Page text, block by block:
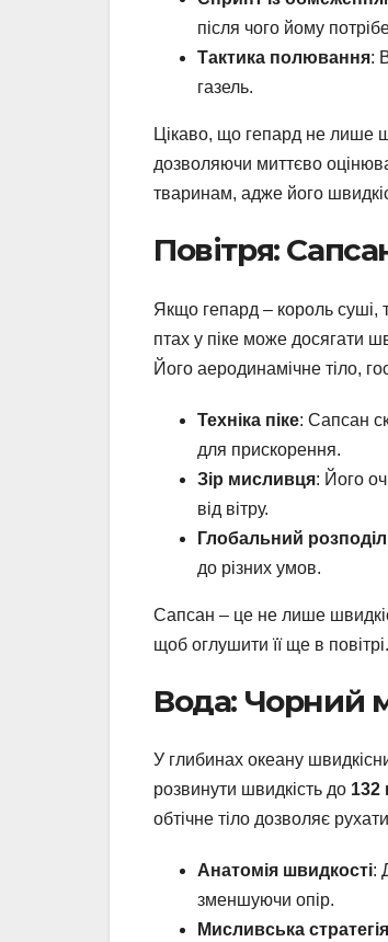
після чого йому
Тактика полювання:
газель.
Цікаво, що гепард не лише
дозволяючи миттєво
тваринам, адже його
Повітря:
Якщо гепард – король
птах у піке може досягати
Його аеродинамічне тіло,
Техніка піке: Сапсан
для прискорення.
Зір мисливця: Його
від вітру.
Глобальний розподіл
до різних умов.
Сапсан – це не лише
щоб оглушити її ще в
Вода: Чорний
У глибинах океану
розвинути швидкість до 132
обтічне тіло дозволяє
Анатомія швидкості:
зменшуючи опір.
Мисливська стратегія